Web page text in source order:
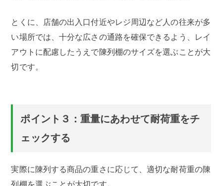
とくに、店舗の出入口付近やレジ周辺など人の往来が多
い場所では、十分な広さの通路を確保できるよう、レイ
アウトに配慮したうえで陳列棚のサイズを選ぶことが大
切です。
ポイント３：重量にあわせて耐荷重をチ
ェックする
実際に陳列する商品の重さに応じて、適切な耐荷重の陳